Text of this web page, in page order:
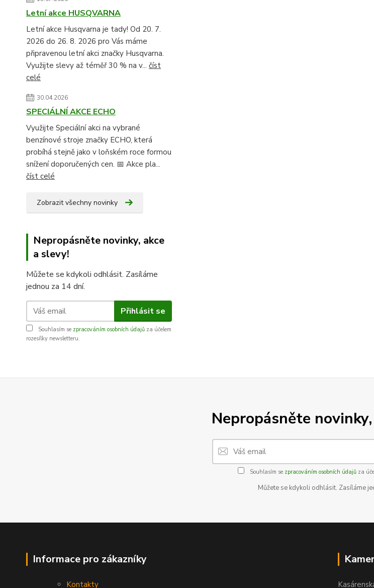
Letní akce HUSQVARNA
Letní akce Husqvarna je tady! Od 20. 7.
2026 do 26. 8. 2026 pro Vás máme
připravenou letní akci značky Husqvarna.
Využijte slevy až téměř 30 % na v... číst
celé
30.04.2026
SPECIÁLNÍ AKCE ECHO
Využijte Speciální akci na vybrané
benzínové stroje značky ECHO, která
probíhá stejně jako v loňském roce formou
snížení doporučených cen. 📅 Akce pla...
číst celé
Zobrazit všechny novinky
Nepropásněte novinky, akce
a slevy!
Můžete se kdykoli odhlásit. Zasíláme
jednou za 14 dní.
Přihlásit se
Souhlasím se zpracováním osobních údajů za účelem
rozesílky newsletteru.
Nepropásněte
Souhlasím se zpracováním osobních údajůza
Můžete se kdykoli odhlásit. Zasíláme
Informace pro zákazníky
Kontakty